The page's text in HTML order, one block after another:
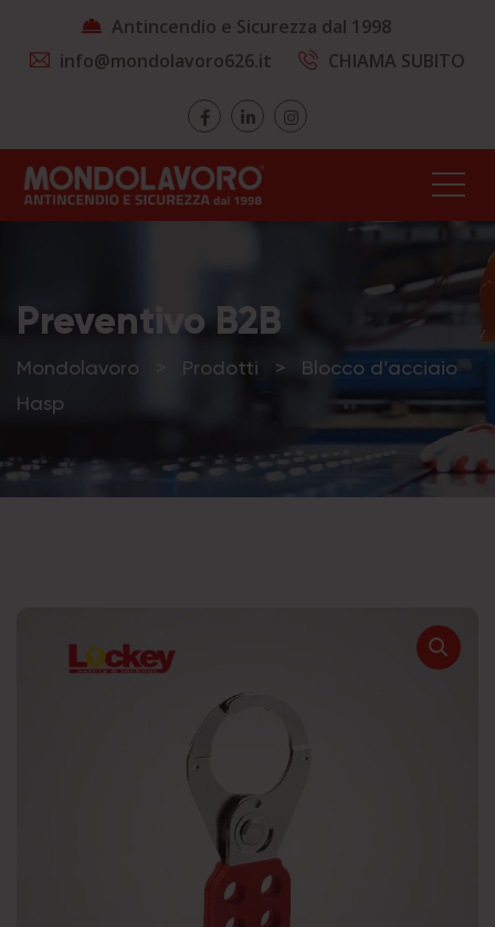
Antincendio e Sicurezza dal 1998
info@mondolavoro626.it
CHIAMA SUBITO
Preventivo B2B
Mondolavoro Prodotti >
Blocco d’acciaio
Hasp